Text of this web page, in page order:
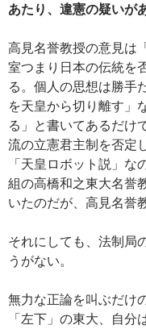
あたり、違憲の疑いが
高見名誉教授の意見は
室つまり日本の伝統を
る。個人の思想は勝手
を天皇から切り離す」
る」と書いてあるだけ
流の立憲君主制を否定
「天皇ロボット説」な
組の高橋和之東大名誉
いたのだが、高見名誉
それにしても、法制局
うがない。
無力な正論を叫ぶだけ
「左下」の東大、自分